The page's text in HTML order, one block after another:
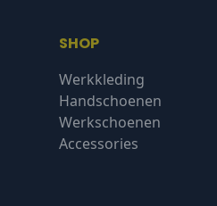
SHOP
Werkkleding
Handschoenen
Werkschoenen
Accessories